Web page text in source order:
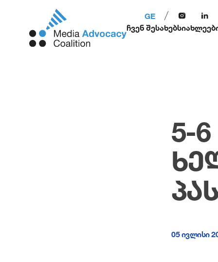
GE
ჩვენ შესახებ
5-
05 ივლისი